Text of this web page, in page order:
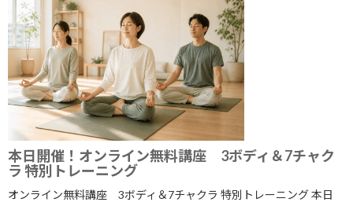
2024年12月
2024年11月
2024年10月
2024年9月
2024年8月
2024年7月
2024年6月
本日開催！オンライン無料講座 3ボディ＆7チャク
ラ 特別トレーニング
オンライン無料講座 3ボディ＆7チャクラ 特別トレーニング 本日